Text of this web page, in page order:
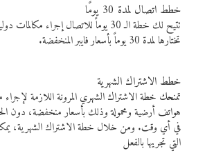
خطط اتصال لمدة 30 يومًا
تتيح لك خطة الـ 30 يوماً للاتصال إجراء
تختارها لمدة 30 يوماً بأسعار فايبر المنخفضة.
خطط الاشتراك الشهرية
تمنحك خطة الاشتراك الشهري المرونة اللازمة لإجراء
هواتف أرضية ومحمولة وذلك بأسعار منخفضة، دون
في أي وقت. ومن خلال خطة الاشتراك الشهرية،
التي تجريها بالفعل